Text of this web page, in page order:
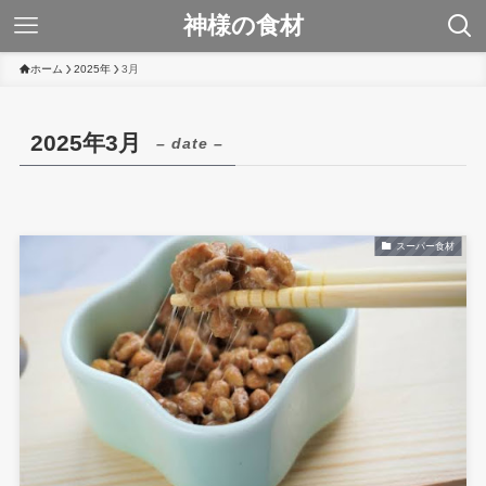
神様の食材
ホーム 2025年 3月
2025年3月 – date –
スーパー食材